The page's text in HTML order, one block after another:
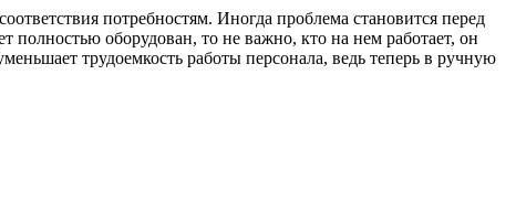
потребностям. Иногда проблема становится перед
полностью оборудован, то не важно, кто на нем работает, он
трудоемкость работы персонала, ведь теперь в ручную